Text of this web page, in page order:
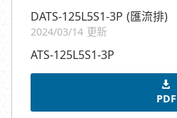
DATS-125L5S1-3P (匯流排)
2024/03/14 更新
ATS-125L5S1-3P
PDF